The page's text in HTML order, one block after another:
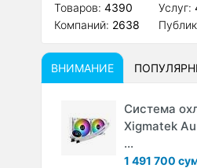
Товаров: 4390
Компаний: 2638
Услуг:
ВНИМАНИЕ
Система
Xigmatek
...
1 491 700